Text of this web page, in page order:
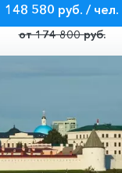
148 580 руб. / чел.
от 174 800 руб.